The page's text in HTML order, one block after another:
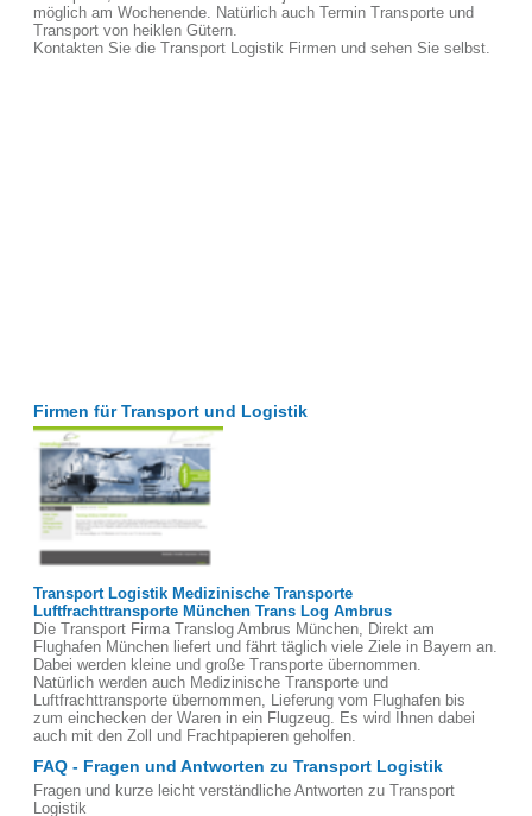
möglich am Wochenende. Natürlich auch Termin Transporte und
Transport von heiklen Gütern.
Kontakten Sie die Transport Logistik Firmen und sehen Sie selbst.
Firmen für Transport und Logistik
Transport Logistik Medizinische Transporte
Luftfrachttransporte München Trans Log Ambrus
Die Transport Firma Translog Ambrus München, Direkt am
Flughafen München liefert und fährt täglich viele Ziele in Bayern an.
Dabei werden kleine und große Transporte übernommen.
Natürlich werden auch Medizinische Transporte und
Luftfrachttransporte übernommen, Lieferung vom Flughafen bis
zum einchecken der Waren in ein Flugzeug. Es wird Ihnen dabei
auch mit den Zoll und Frachtpapieren geholfen.
FAQ - Fragen und Antworten zu Transport Logistik
Fragen und kurze leicht verständliche Antworten zu Transport
Logistik